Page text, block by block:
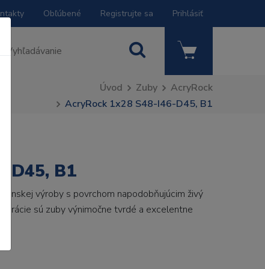
Obľúbené Registrujte sa Prihlásiť
Úvod Zuby
AcryRock
AcryRock 1x28 S48-I46-D45, B1
D45, B1
výroby s povrchom napodobňujúcim živý
sú zuby výnimočne tvrdé a excelentne